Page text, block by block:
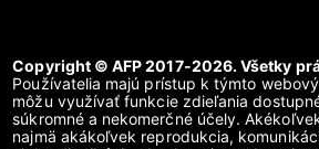
Copyright © AFP 2017-2026. Všetky
Používatelia majú prístup k týmto
môžu využívať funkcie zdieľania
súkromné a nekomerčné účely.
najmä akákoľvek reprodukcia,